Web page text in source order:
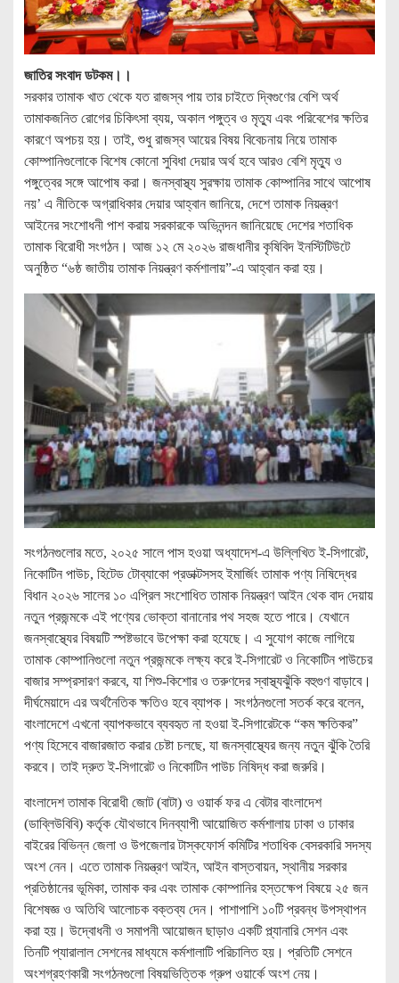
জাতির সংবাদ ডটকম।।
সরকার তামাক খাত থেকে যত রাজস্ব পায় তার চাইতে দ্বিগুণের বেশি অর্থ
তামাকজনিত রোগের চিকিৎসা ব্যয়, অকাল পঙ্গুত্ব ও মৃত্যু এবং পরিবেশের ক্ষতির
কারণে অপচয় হয়। তাই, শুধু রাজস্ব আয়ের বিষয় বিবেচনায় নিয়ে তামাক
কোম্পানিগুলোকে বিশেষ কোনো সুবিধা দেয়ার অর্থ হবে আরও বেশি মৃত্যু ও
পঙ্গুত্বের সঙ্গে আপোষ করা। জনস্বাস্থ্য সুরক্ষায় তামাক কোম্পানির সাথে আপোষ
নয়’ এ নীতিকে অগ্রাধিকার দেয়ার আহ্বান জানিয়ে, দেশে তামাক নিয়ন্ত্রণ
আইনের সংশোধনী পাশ করায় সরকারকে অভিনন্দন জানিয়েছে দেশের শতাধিক
তামাক বিরোধী সংগঠন। আজ ১২ মে ২০২৬ রাজধানীর কৃষিবিদ ইনস্টিটিউটে
অনুষ্ঠিত “৬ষ্ঠ জাতীয় তামাক নিয়ন্ত্রণ কর্মশালায়”-এ আহ্বান করা হয়।
সংগঠনগুলোর মতে, ২০২৫ সালে পাস হওয়া অধ্যাদেশ-এ উল্লিখিত ই-সিগারেট,
নিকোটিন পাউচ, হিটেড টোব্যাকো প্রডাক্টসসহ ইমার্জিং তামাক পণ্য নিষিদ্ধের
বিধান ২০২৬ সালের ১০ এপ্রিল সংশোধিত তামাক নিয়ন্ত্রণ আইন থেক বাদ দেয়ায়
নতুন প্রজন্মকে এই পণ্যের ভোক্তা বানানোর পথ সহজ হতে পারে। যেখানে
জনস্বাস্থ্যের বিষয়টি স্পষ্টভাবে উপেক্ষা করা হযেছে। এ সুযোগ কাজে লাগিয়ে
তামাক কোম্পানিগুলো নতুন প্রজন্মকে লক্ষ্য করে ই-সিগারেট ও নিকোটিন পাউচের
বাজার সম্প্রসারণ করবে, যা শিশু-কিশোর ও তরুণদের স্বাস্থ্যঝুঁকি বহুগুণ বাড়াবে।
দীর্ঘমেয়াদে এর অর্থনৈতিক ক্ষতিও হবে ব্যাপক। সংগঠনগুলো সতর্ক করে বলেন,
বাংলাদেশে এখনো ব্যাপকভাবে ব্যবহৃত না হওয়া ই-সিগারেটকে “কম ক্ষতিকর”
পণ্য হিসেবে বাজারজাত করার চেষ্টা চলছে, যা জনস্বাস্থ্যের জন্য নতুন ঝুঁকি তৈরি
করবে। তাই দ্রুত ই-সিগারেট ও নিকোটিন পাউচ নিষিদ্ধ করা জরুরি।
বাংলাদেশ তামাক বিরোধী জোট (বাটা) ও ওয়ার্ক ফর এ বেটার বাংলাদেশ
(ডাব্লিউবিবি) কর্তৃক যৌথভাবে দিনব্যাপী আয়োজিত কর্মশালায় ঢাকা ও ঢাকার
বাইরের বিভিন্ন জেলা ও উপজেলার টাস্কফোর্স কমিটির শতাধিক বেসরকারি সদস্য
অংশ নেন। এতে তামাক নিয়ন্ত্রণ আইন, আইন বাস্তবায়ন, স্থানীয় সরকার
প্রতিষ্ঠানের ভূমিকা, তামাক কর এবং তামাক কোম্পানির হস্তক্ষেপ বিষয়ে ২৫ জন
বিশেষজ্ঞ ও অতিথি আলোচক বক্তব্য দেন। পাশাপাশি ১০টি প্রবন্ধ উপস্থাপন
করা হয়। উদ্বোধনী ও সমাপনী আয়োজন ছাড়াও একটি প্ল্যানারি সেশন এবং
তিনটি প্যারালাল সেশনের মাধ্যমে কর্মশালাটি পরিচালিত হয়। প্রতিটি সেশনে
অংশগ্রহণকারী সংগঠনগুলো বিষয়ভিত্তিক গ্রুপ ওয়ার্কে অংশ নেয়।